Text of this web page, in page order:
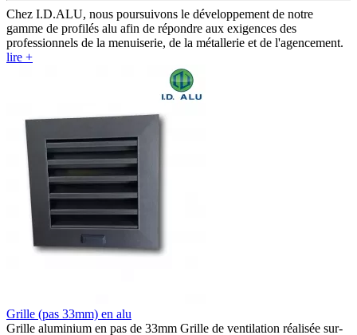
Chez I.D.ALU, nous poursuivons le développement de notre
gamme de profilés alu afin de répondre aux exigences des
professionnels de la menuiserie, de la métallerie et de l'agencement.
lire +
Grille (pas 33mm) en alu
Grille aluminium en pas de 33mm Grille de ventilation réalisée sur-